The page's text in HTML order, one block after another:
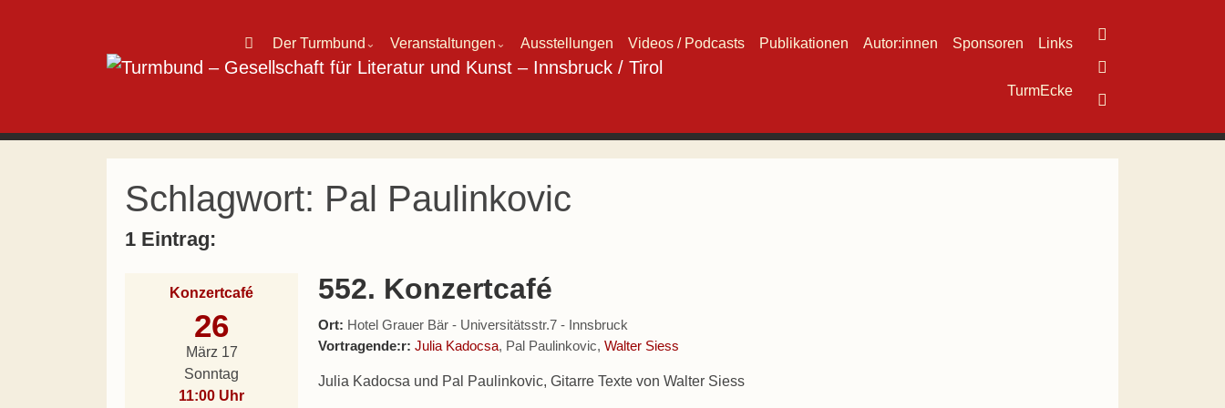
Hauptnavigation
Der Turmbund ⌄ Veranstaltungen ⌄ Ausstellungen Videos / Podcasts Publikationen Autor:innen Sponsoren Links
TurmEcke
Schlagwort: Pal Paulinkovic
1 Eintrag:
Konzertcafé
26
März 17
Sonntag
11:00 Uhr
552. Konzertcafé
Ort: Hotel Grauer Bär - Universitätsstr.7 - Innsbruck
Vortragende:r: Julia Kadocsa, Pal Paulinkovic,Walter Siess
Julia Kadocsa und Pal Paulinkovic, Gitarre Texte von Walter Siess